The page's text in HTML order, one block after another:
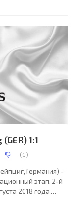
Ивар Орри
1:1
(0)
Германия) -
этап. 2-й
2018 года,